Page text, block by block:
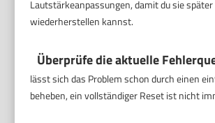
Lautstärkeanpassungen, damit du sie
wiederherstellen kannst.
Überprüfe die aktuelle
lässt sich das Problem schon durch einen
beheben, ein vollständiger Reset ist nicht